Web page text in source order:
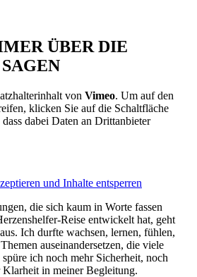
ÜBER DIE
von Vimeo. Um auf den
klicken Sie auf die Schaltfläche
dabei Daten an Drittanbieter
und Inhalte entsperren
die sich kaum in Worte fassen
Reise entwickelt hat, geht
Ich durfte wachsen, lernen, fühlen,
auseinandersetzen, die viele
ich noch mehr Sicherheit, noch
Klarheit in meiner Begleitung.